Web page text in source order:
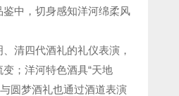
中，切身感知洋河绵柔风
清四代酒礼的礼仪表演，
；洋河特色酒具“天地
与圆梦酒礼也通过酒道表演